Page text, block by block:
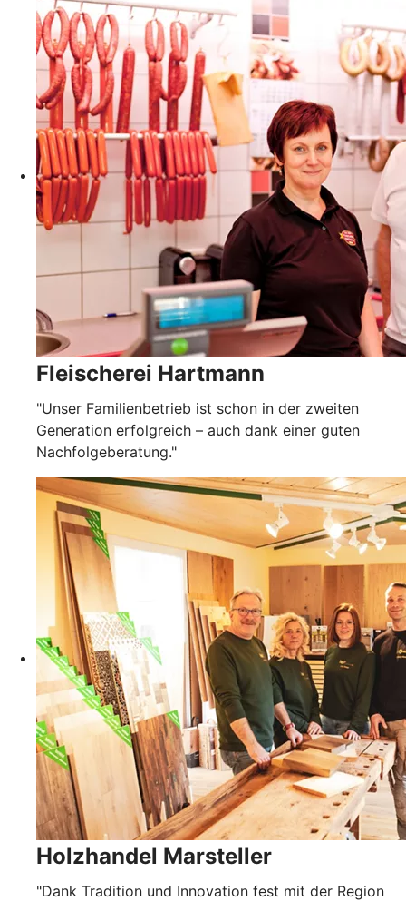
Fleischerei Hartmann
"Unser Familienbetrieb ist schon in der zweiten
Generation erfolgreich – auch dank einer guten
Nachfolgeberatung."
Holzhandel Marsteller
"Dank Tradition und Innovation fest mit der Region